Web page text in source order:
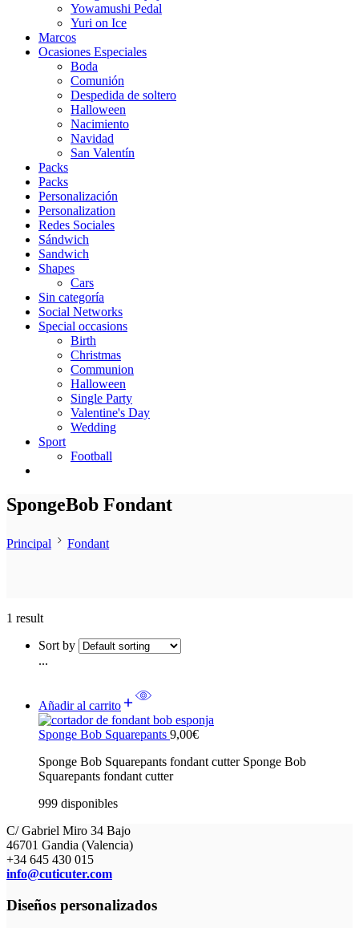
Yowamushi Pedal
Yuri on Ice
Marcos
Ocasiones Especiales
Boda
Comunión
Despedida de soltero
Halloween
Nacimiento
Navidad
San Valentín
Packs
Packs
Personalización
Personalization
Redes Sociales
Sándwich
Sandwich
Shapes
Cars
Sin categoría
Social Networks
Special occasions
Birth
Christmas
Communion
Halloween
Single Party
Valentine's Day
Wedding
Sport
Football
SpongeBob Fondant
Principal Fondant
1 result
Sort by
...
Añadir al carrito
Sponge Bob Squarepants 9,00€
Sponge Bob Squarepants fondant cutter Sponge Bob
Squarepants fondant cutter
999 disponibles
C/ Gabriel Miro 34 Bajo
46701 Gandia (Valencia)
+34 645 430 015
info@cuticuter.com
Diseños personalizados